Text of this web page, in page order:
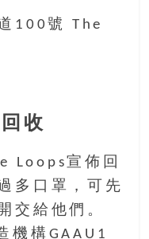
100號 The
收
Loops宣佈回
多口罩，可先
交給他們。
機構GAAU1